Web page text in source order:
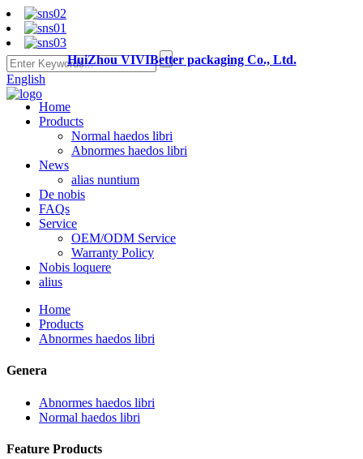
English
HuiZhou VIVIBetter packaging Co., Ltd.
Home
Products
Normal haedos libri
Abnormes haedos libri
News
alias nuntium
De nobis
FAQs
Service
OEM/ODM Service
Warranty Policy
Nobis loquere
alius
Home
Products
Abnormes haedos libri
Genera
Abnormes haedos libri
Normal haedos libri
Feature Products